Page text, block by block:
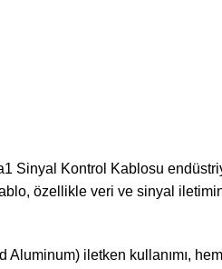
Sinyal Kontrol Kablosu
özellikle veri ve sinyal
Aluminum) iletken kullanımı,